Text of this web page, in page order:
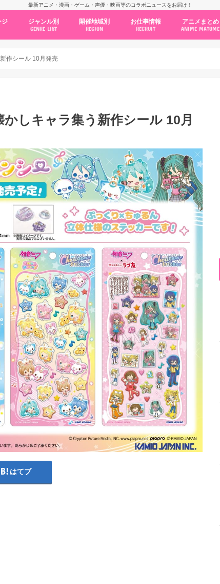
最新アニメ・漫画・ゲーム・声優・映画等のコラボニュースをお届け！
ジ ジャンル別
GENRE LIST
開催地域別
REGION
お仕事情報
RECRUIT
アニメまとめ
ANIME MATOME
作シール 10月発売
しキャラ集う新作シール 10月
はてブ